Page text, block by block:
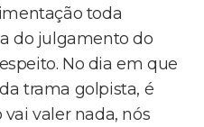
toda
do julgamento do
No dia em que
trama golpista, é
valer nada, nós